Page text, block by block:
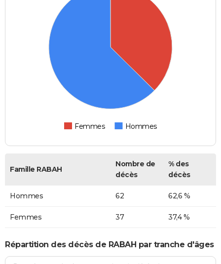
Femmes Hommes
Famille RABAH
Nombre de
décès
% des
décès
Hommes 62 62,6 %
Femmes 37 37,4 %
Répartition des décès de RABAH par tranche d'âges